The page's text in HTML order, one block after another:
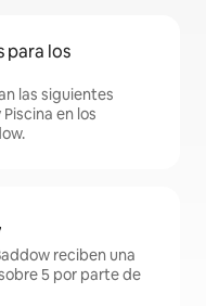
para los
las siguientes
en los
reciben una
5 por parte de